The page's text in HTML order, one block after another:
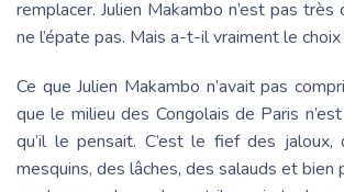
remplacer. Julien Makambo n’est pas très
ne l’épate pas. Mais a-t-il vraiment le choix
Ce que Julien Makambo n’avait pas
que le milieu des Congolais de Paris
qu’il le pensait. C’est le fief des jaloux,
mesquins, des lâches, des salauds et bien